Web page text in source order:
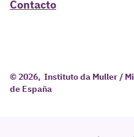
Contacto
© 2026, Instituto da Muller /
de España